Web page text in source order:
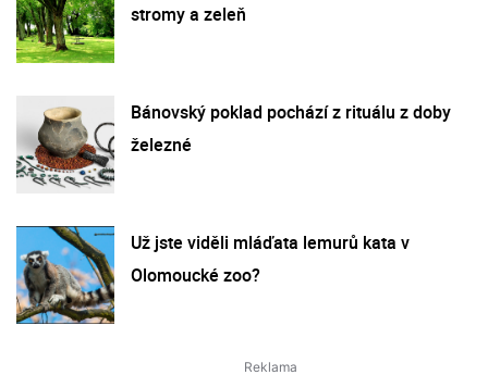
stromy a zeleň
Bánovský poklad pochází z rituálu z doby
železné
Už jste viděli mláďata lemurů kata v
Olomoucké zoo?